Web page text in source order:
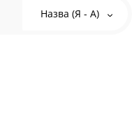
Назва (Я - А)